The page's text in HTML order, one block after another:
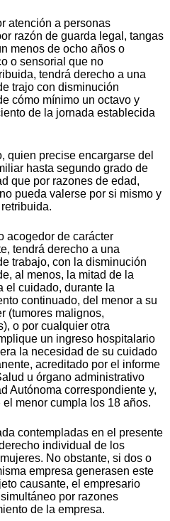
atención a personas
razón de guarda legal, tangas
menos de ocho años o
o sensorial que no
tendrá derecho a una
trajo con disminución
cómo mínimo un octavo y
de la jornada establecida
quien precise encargarse del
hasta segundo grado de
que por razones de edad,
pueda valerse por si mismo y
acogedor de carácter
tendrá derecho a una
trabajo, con la disminución
al menos, la mitad de la
el cuidado, durante la
continuado, del menor a su
(tumores malignos,
o por cualquier otra
un ingreso hospitalario
la necesidad de su cuidado
acreditado por el informe
u órgano administrativo
Autónoma correspondiente y,
menor cumpla los 18 años.
contempladas en el presente
individual de los
No obstante, si dos o
empresa generasen este
causante, el empresario
por razones
de la empresa.